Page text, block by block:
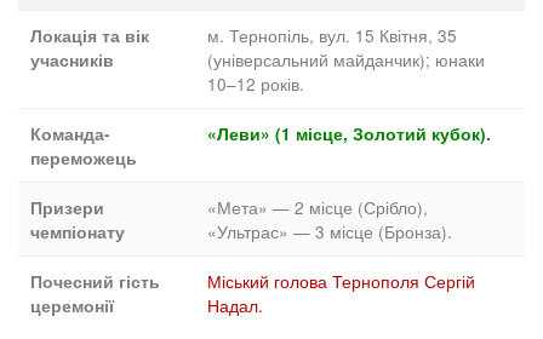
Локація та вік
учасників
м. Тернопіль, вул. 15 Квітня, 35
(універсальний майданчик); юнаки
10–12 років.
Команда-
переможець
«Леви» (1 місце, Золотий кубок).
Призери
чемпіонату
«Мета» — 2 місце (Срібло),
«Ультрас» — 3 місце (Бронза).
Почесний гість
церемонії
Міський голова Тернополя Сергій
Надал.